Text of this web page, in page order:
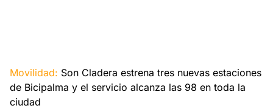
Movilidad: Son Cladera estrena tres nuevas estaciones
de Bicipalma y el servicio alcanza las 98 en toda la
ciudad